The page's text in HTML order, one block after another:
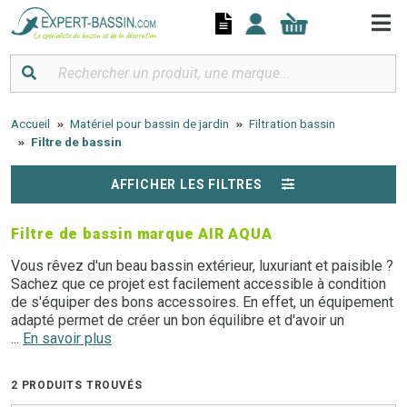
Accueil Matériel pour bassin de jardin
Filtration bassin
Filtre de bassin
AFFICHER LES FILTRES
Filtre de bassin marque AIR AQUA
Vous rêvez d'un beau bassin extérieur, luxuriant et paisible ?
Sachez que ce projet est facilement accessible à condition
de s'équiper des bons accessoires. En effet, un équipement
adapté permet de créer un bon équilibre et d'avoir un
écosystème autonome. Le bassin nécessite alors peu
santé. Un filtre pour bassin de jardin est un des accessoires
indispensables dont il faut s'équiper.
... En savoir plus
2 PRODUITS TROUVÉS
Panneau de gestion des cookies